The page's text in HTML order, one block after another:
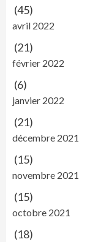
(45)
avril 2022
(21)
février 2022
(6)
janvier 2022
(21)
décembre 2021
(15)
novembre 2021
(15)
octobre 2021
(18)